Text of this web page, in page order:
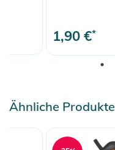
1,90 €*
Ähnliche Produkte